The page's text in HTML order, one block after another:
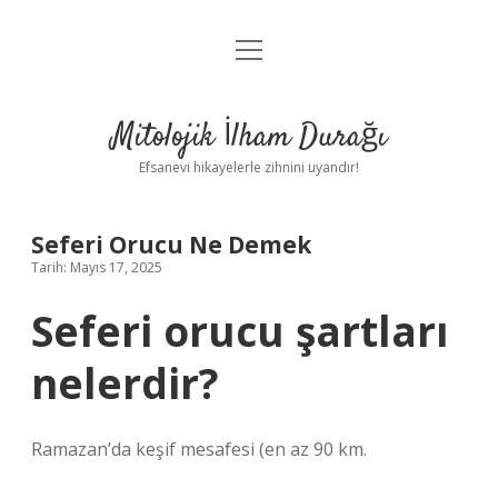
Anasayfa
Yasal Uyarı
menüyü
Mitolojik İlham Durağı
Efsanevi hikayelerle zihnini uyandır!
Seferi Orucu Ne Demek
Tarih: Mayıs 17, 2025
Seferi orucu şartları
nelerdir?
Ramazan’da keşif mesafesi (en az 90 km.